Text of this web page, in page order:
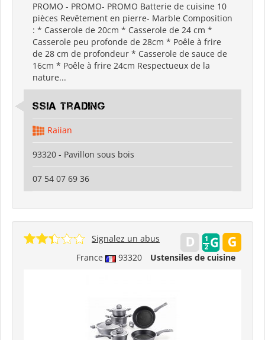
PROMO - PROMO- PROMO Batterie de cuisine 10
pièces Revêtement en pierre- Marble Composition
: * Casserole de 20cm * Casserole de 24 cm *
Casserole peu profonde de 28cm * Poêle à frire
de 28 cm de profondeur * Casserole de sauce de
16cm * Poêle à frire 24cm Respectueux de la
nature...
SSIA Trading
Raiian
93320 - Pavillon sous bois
07 54 07 69 36
France 93320 Ustensiles de cuisine
Signalez un abus